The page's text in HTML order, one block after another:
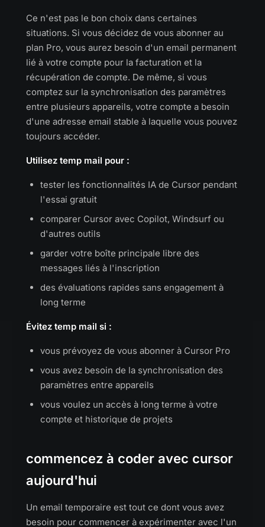
Ce n'est pas le bon choix dans certaines
situations. Si vous décidez de vous abonner au
plan Pro, vous aurez besoin d'un email permanent
lié à votre compte pour la facturation et la
récupération de compte. De même, si vous
comptez sur la synchronisation des paramètres
entre plusieurs appareils, votre compte a besoin
d'une adresse email stable à laquelle vous pouvez
toujours accéder.
Utilisez temp mail pour :
tester les fonctionnalités IA de Cursor pendant
l'essai gratuit
comparer Cursor avec Copilot, Windsurf ou
d'autres outils
garder votre boîte principale libre des
messages liés à l'inscription
des évaluations rapides sans engagement à
long terme
Évitez temp mail si :
vous prévoyez de vous abonner à Cursor Pro
vous avez besoin de la synchronisation des
paramètres entre appareils
vous voulez un accès à long terme à votre
compte et historique de projets
commencez à coder avec cursor
aujourd'hui
Un email temporaire est tout ce dont vous avez
besoin pour commencer à expérimenter avec l'un